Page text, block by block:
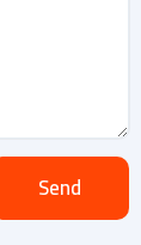
Send